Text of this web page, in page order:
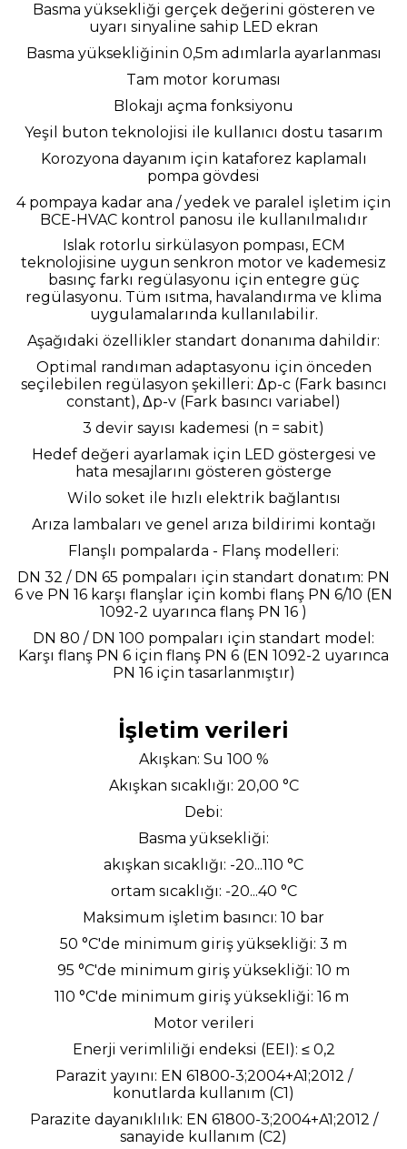
Basma yüksekliği gerçek değerini gösteren ve
uyarı sinyaline sahip LED ekran
Basma yüksekliğinin 0,5m adımlarla ayarlanması
Tam motor koruması
Blokajı açma fonksiyonu
Yeşil buton teknolojisi ile kullanıcı dostu tasarım
Korozyona dayanım için kataforez kaplamalı
pompa gövdesi
4 pompaya kadar ana / yedek ve paralel işletim için
BCE-HVAC kontrol panosu ile kullanılmalıdır
Islak rotorlu sirkülasyon pompası, ECM
teknolojisine uygun senkron motor ve kademesiz
basınç farkı regülasyonu için entegre güç
regülasyonu. Tüm ısıtma, havalandırma ve klima
uygulamalarında kullanılabilir.
Aşağıdaki özellikler standart donanıma dahildir:
Optimal randıman adaptasyonu için önceden
seçilebilen regülasyon şekilleri: Δp-c (Fark basıncı
constant), Δp-v (Fark basıncı variabel)
3 devir sayısı kademesi (n = sabit)
Hedef değeri ayarlamak için LED göstergesi ve
hata mesajlarını gösteren gösterge
Wilo soket ile hızlı elektrik bağlantısı
Arıza lambaları ve genel arıza bildirimi kontağı
Flanşlı pompalarda - Flanş modelleri:
DN 32 / DN 65 pompaları için standart donatım: PN
6 ve PN 16 karşı flanşlar için kombi flanş PN 6/10 (EN
1092-2 uyarınca flanş PN 16 )
DN 80 / DN 100 pompaları için standart model:
Karşı flanş PN 6 için flanş PN 6 (EN 1092-2 uyarınca
PN 16 için tasarlanmıştır)
İşletim verileri
Akışkan: Su 100 %
Akışkan sıcaklığı: 20,00 °C
Debi:
Basma yüksekliği:
akışkan sıcaklığı: -20...110 °C
ortam sıcaklığı: -20...40 °C
Maksimum işletim basıncı: 10 bar
50 °C'de minimum giriş yüksekliği: 3 m
95 °C'de minimum giriş yüksekliği: 10 m
110 °C'de minimum giriş yüksekliği: 16 m
Motor verileri
Enerji verimliliği endeksi (EEI): ≤ 0,2
Parazit yayını: EN 61800-3;2004+A1;2012 /
konutlarda kullanım (C1)
Parazite dayanıklılık: EN 61800-3;2004+A1;2012 /
sanayide kullanım (C2)